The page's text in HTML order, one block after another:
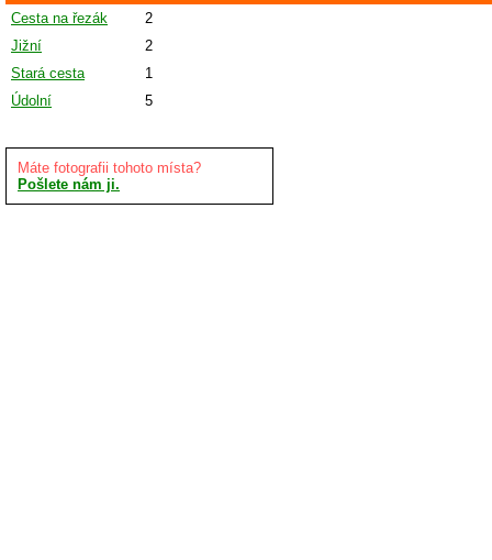
Cesta na řezák
2
Jižní
2
Stará cesta
1
Údolní
5
Máte fotografii tohoto místa?
Pošlete nám ji.